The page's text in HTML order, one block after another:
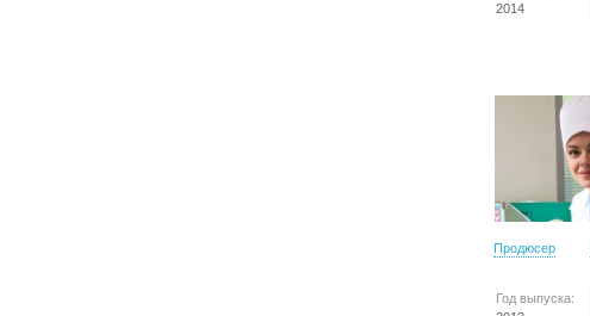
2014
Продюсер
Год выпуска: